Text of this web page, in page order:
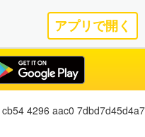
アプリで開く